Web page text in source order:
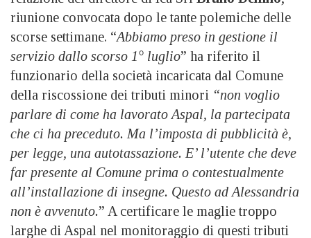
riunione convocata dopo le tante polemiche delle
scorse settimane. “Abbiamo preso in gestione il
servizio dallo scorso 1° luglio” ha riferito il
funzionario della società incaricata dal Comune
della riscossione dei tributi minori “non voglio
parlare di come ha lavorato Aspal, la partecipata
che ci ha preceduto. Ma l’imposta di pubblicità è,
per legge, una autotassazione. E’ l’utente che deve
far presente al Comune prima o contestualmente
all’installazione di insegne. Questo ad Alessandria
non è avvenuto.” A certificare le maglie troppo
larghe di Aspal nel monitoraggio di questi tributi